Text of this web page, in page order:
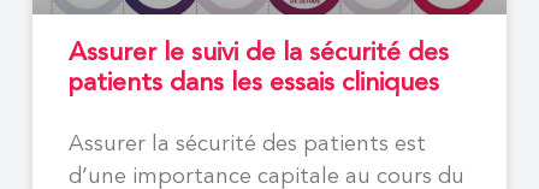
Assurer le suivi de la sécurité des
patients dans les essais cliniques
Assurer la sécurité des patients est
d’une importance capitale au cours du